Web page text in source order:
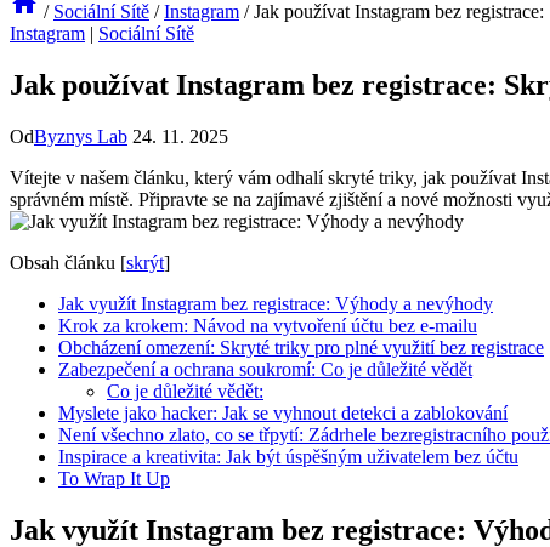
/ Sociální Sítě / Instagram / Jak používat Instagram bez
Instagram | Sociální Sítě
Jak používat Instagram bez registrace:
OdByznys Lab 24. 11. 2025
Vítejte v našem článku, který vám odhalí skryté triky, jak používat
správném místě. Připravte se na zajímavé zjištění a nové možnosti
Obsah článku [skrýt]
Jak využít Instagram bez registrace: Výhody a nevýhody
Krok za krokem: Návod na vytvoření účtu bez e-mailu
Obcházení omezení: Skryté triky pro plné využití bez registrace
Zabezpečení a ochrana soukromí: Co je důležité vědět
Co je důležité vědět:
Myslete jako hacker: Jak se vyhnout detekci a zablokování
Není všechno zlato, co se třpytí: Zádrhele bezregistracního
Inspirace a kreativita: Jak být úspěšným uživatelem bez účtu
To Wrap It Up
Jak využít Instagram bez registrace: